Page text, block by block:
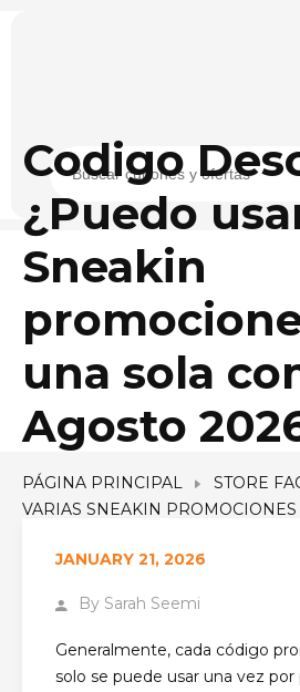
Codigo
¿Puedo
Sneakin
una sola
Agosto
PÁGINA PRINCIPAL STORE
VARIAS SNEAKIN
JANUARY 21, 2026
By Sarah Seemi
Generalmente, cada código
solo se puede usar una vez por